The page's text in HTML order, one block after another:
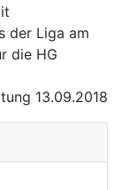
der Liga am
die HG
13.09.2018